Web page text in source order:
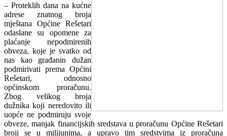
– Proteklih dana na kućne
adrese znatnog broja
mještana Općine Rešetari
odaslane su opomene za
plaćanje nepodmirenih
obveza, koje je svatko od
nas kao građanin dužan
podmirivati prema Općini
Rešetari, odnosno
općinskom proračunu.
Zbog velikog broja
dužnika koji neredovito ili
uopće ne podmiruju svoje
obveze, manjak financijskih sredstava u proračunu Općine Rešetari
broji se u milijunima, a upravo tim sredstvima iz proračuna